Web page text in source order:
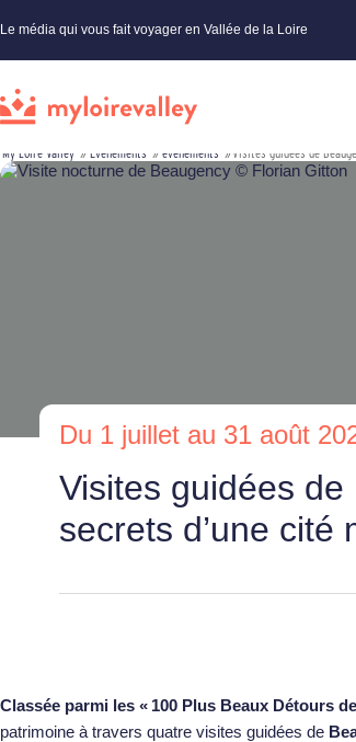
Le média qui vous fait voyager en Vallée de la Loire
My Loire Valley » Évènements » événements » Visites guidées de
Du 1 juillet au 31 août
Visites guidées
secrets d’une cité
Classée parmi les « 100 Plus Beaux Détours
patrimoine à travers quatre visites guidées de